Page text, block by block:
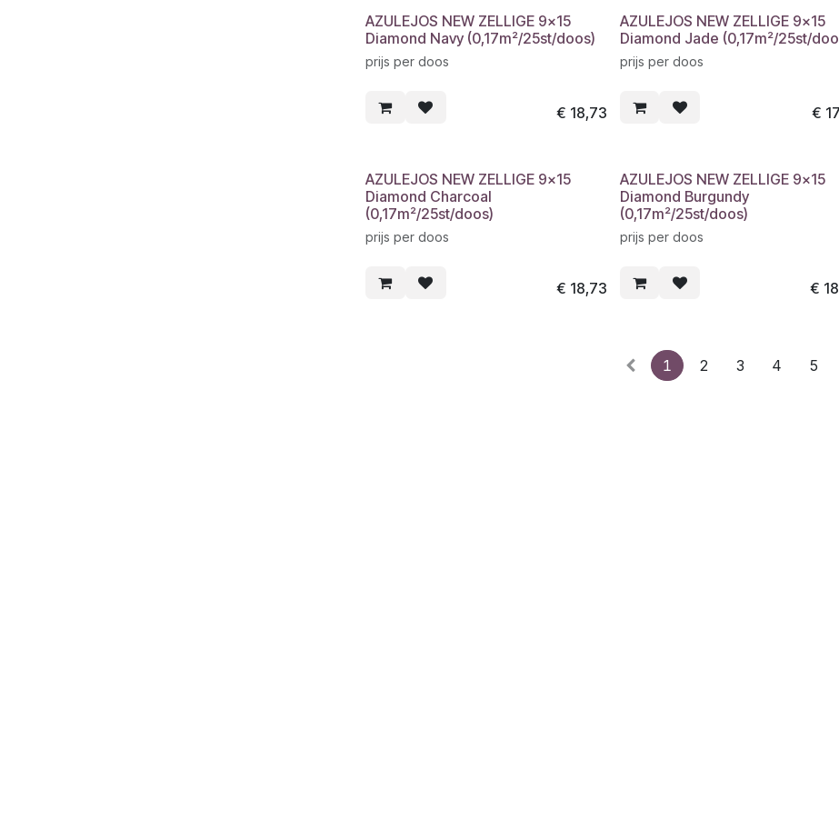
AZULEJOS NEW ZELLIGE 9x15
Diamond Navy (0,17m²/25st/doos)
prijs per doos
€ 18,73
AZULEJOS NEW ZELLIGE 9x15
Diamond Jade (0,17m²/25st/
prijs per doos
€
AZULEJOS NEW ZELLIGE 9x15
Diamond Charcoal
(0,17m²/25st/doos)
prijs per doos
€ 18,73
AZULEJOS NEW ZELLIGE 9x15
Diamond Burgundy
(0,17m²/25st/doos)
prijs per doos
€
1 2 3 4 5